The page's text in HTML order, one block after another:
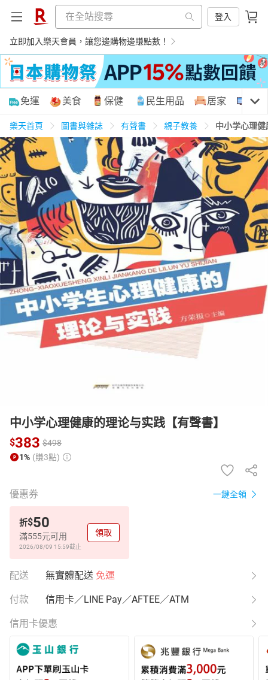
登入
立即加入樂天會員，讓您邊購物邊賺點數！
購物網分類
天天免運 美食蛋糕 養生保健 民生用品
居家生活 3C家電 運動休閒 親子玩具
女裝 男裝 化妝保養 情趣用品
日本購物 電子/紙本書
HOT
免運 美食 保健 民生用品 居家 3C
樂天首頁 圖書與雜誌 有聲書 親子教養 中小学心理
中小学心理健康的理论与实践【有聲書】
$383 $498
1% (賺3點)
優惠券 一鍵全領
折$50
滿555元可用
2026/08/09 15:59截止
領取
配送 無實體配送 免運
付款 信用卡／LINE Pay／AFTEE／ATM
信用卡優惠